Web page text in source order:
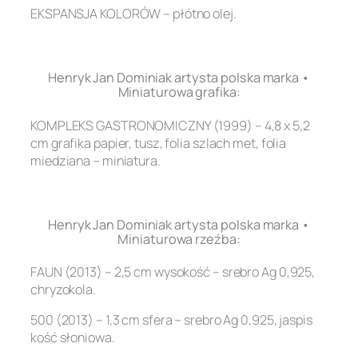
EKSPANSJA KOLORÓW – płótno olej.
Henryk Jan Dominiak artysta polska marka •
Miniaturowa grafika:
KOMPLEKS GASTRONOMICZNY (1999) – 4,8 x 5,2
cm grafika papier, tusz, folia szlach met, folia
miedziana – miniatura.
Henryk Jan Dominiak artysta polska marka •
Miniaturowa rzeźba:
FAUN (2013) – 2,5 cm wysokość – srebro Ag 0,925,
chryzokola.
500 (2013) – 1,3 cm sfera – srebro Ag 0,925, jaspis
kość słoniowa.